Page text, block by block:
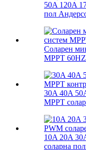
50A 120A
пол
Соларен
MPPT
30A 40A
MPPT
10A 20A
соларна